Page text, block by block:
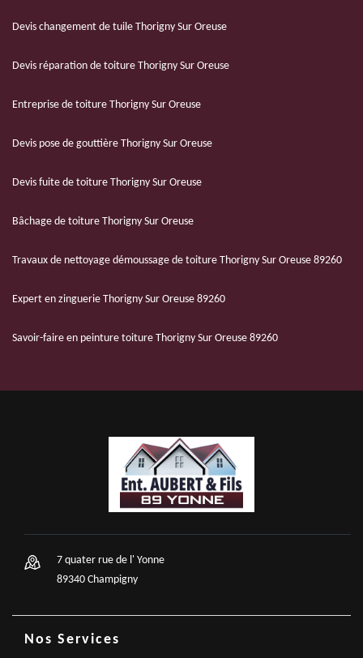
Devis changement de tuile Thorigny Sur Oreuse
Devis réparation de toiture Thorigny Sur Oreuse
Entreprise de toiture Thorigny Sur Oreuse
Devis pose de gouttière Thorigny Sur Oreuse
Devis fuite de toiture Thorigny Sur Oreuse
Bâchage de toiture Thorigny Sur Oreuse
Travaux de nettoyage démoussage de toiture Thorigny Sur Oreuse 89260
Expert en zinguerie Thorigny Sur Oreuse 89260
Savoir-faire en peinture toiture Thorigny Sur Oreuse 89260
7 quater rue de l' Yonne
89340 Champigny
Nos Services